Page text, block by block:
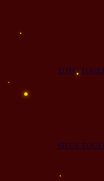
TOTO
SITUS